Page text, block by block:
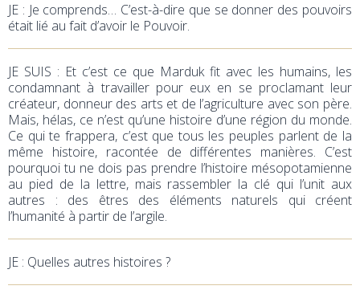
JE : Je comprends… C’est-à-dire que se donner des pouvoirs
était lié au fait d’avoir le Pouvoir.
JE SUIS : Et c’est ce que Marduk fit avec les humains, les
condamnant à travailler pour eux en se proclamant leur
créateur, donneur des arts et de l’agriculture avec son père.
Mais, hélas, ce n’est qu’une histoire d’une région du monde.
Ce qui te frappera, c’est que tous les peuples parlent de la
même histoire, racontée de différentes manières. C’est
pourquoi tu ne dois pas prendre l’histoire mésopotamienne
au pied de la lettre, mais rassembler la clé qui l’unit aux
autres : des êtres des éléments naturels qui créent
l’humanité à partir de l’argile.
JE : Quelles autres histoires ?